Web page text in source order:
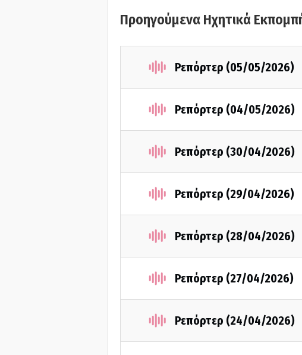
Προηγούμενα Ηχητικά
Ρεπόρτερ (05/05/2026)
Ρεπόρτερ (04/05/2026)
Ρεπόρτερ (30/04/2026)
Ρεπόρτερ (29/04/2026)
Ρεπόρτερ (28/04/2026)
Ρεπόρτερ (27/04/2026)
Ρεπόρτερ (24/04/2026)